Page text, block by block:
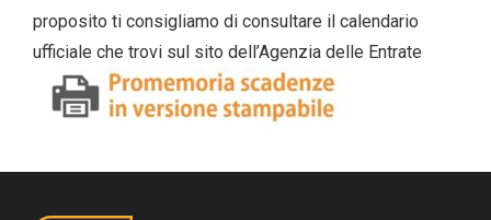
proposito ti consigliamo di consultare il calendario
ufficiale che trovi sul sito dell’Agenzia delle Entrate